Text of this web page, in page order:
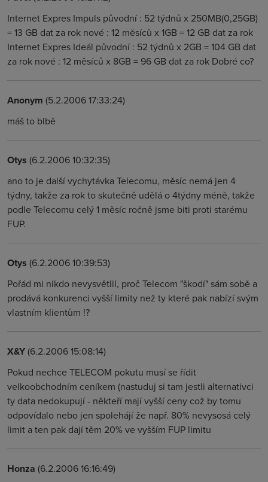
Internet Expres Impuls původní : 52 týdnů x 250MB(0,25GB)
= 13 GB dat za rok nové : 12 měsíců x 1GB = 12 GB dat za rok
Internet Expres Ideál původní : 52 týdnů x 2GB = 104 GB dat
za rok nové : 12 měsíců x 8GB = 96 GB dat za rok Dobré co?
Anonym (5.2.2006 17:33:24)
máš to blbě
Otys (6.2.2006 10:32:35)
ano to je další vychytávka Telecomu, měsíc nemá jen 4
týdny, takže za rok to skutečně udělá o 4týdny méně, takže
podle Telecomu celý 1 měsíc ročně jsme biti proti starému
FUP.
Otys (6.2.2006 10:39:53)
Pořád mi nikdo nevysvětlil, proč Telecom "škodí" sám sobě a
prodává konkurenci vyšší limity než ty které pak nabízí svým
vlastním klientům !?
X&Y(6.2.2006 15:08:14)
Pokud nechce TELECOM pokutu musí se řídit
velkoobchodním ceníkem (nastuduj si tam jestli alternativci
ty data nedokupují - někteří mají vyšší ceny což by tomu
odpovídalo nebo jen spolehájí že např. 80% nevysosá celý
limit a ten pak dají těm 20% ve vyšším FUP limitu
Honza (6.2.2006 16:16:49)